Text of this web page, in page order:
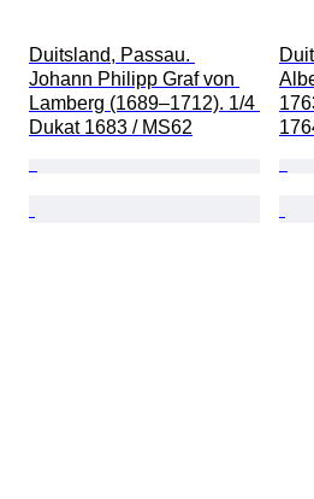
Duitsland, Passau.
Johann Philipp Graf von
Lamberg (1689–1712). 1/4
Dukat 1683 / MS62